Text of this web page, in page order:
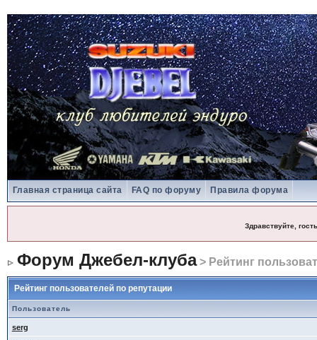
Главная страница сайта FAQ по форуму Правила форума
Здравствуйте, гость
Форум Джебел-клуба> Рейтинг
Рейтинг пользователей по репутации
Пользователь
serg